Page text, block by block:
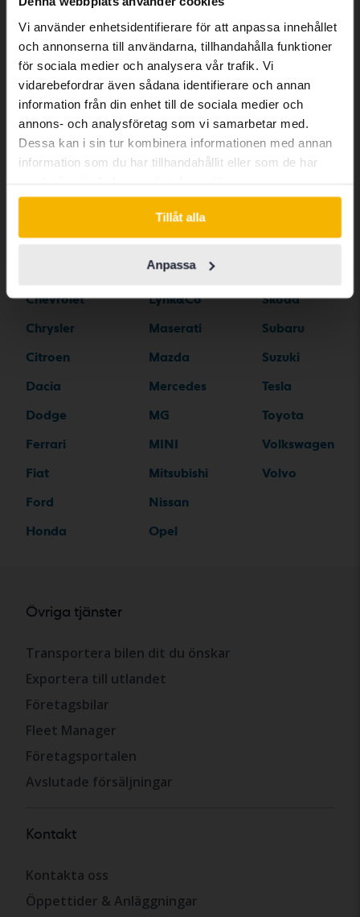
Vi använder enhetsidentifierare för att anpassa innehållet
och annonserna till användarna, tillhandahålla funktioner
för sociala medier och analysera vår trafik. Vi
vidarebefordrar även sådana identifierare och annan
information från din enhet till de sociala medier och
annons- och analysföretag som vi samarbetar med.
Dessa kan i sin tur kombinera informationen med annan
information som du har tillhandahållit eller som de har
Tillåt alla
Anpassa
Bilmärken
Alfa Romeo
Aston Martin
BYD
Chevrolet
Chrysler
Citroen
Dacia
Dodge
Ferrari
Fiat
Ford
Honda
Iveco
KIA
Land Rover
Lexus
Lynk&Co
Maserati
Mazda
Mercedes
MG
MINI
Mitsubishi
Nissan
Opel
Polestar
Saab
Skoda
Subaru
Suzuki
Tesla
Toyota
Volkswagen
Volvo
Övriga tjänster
Transportera bilen dit du önskar
Exportera till utlandet
Företagsbilar
Fleet Manager
Företagsportalen
Avslutade försäljningar
Kontakt
Kontakta oss
Öppettider & Anläggningar
Swedish. To better service our friends
abroad we have an English language
site (kvdcars.com) that contains all the
same vehicles and services.
Continue in Swedish